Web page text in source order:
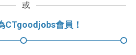
或
CTgoodjobs會員！